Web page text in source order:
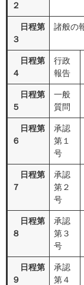
２
日程第
３
諸般の
日程第
４
行政
報告
日程第
５
一般
質問
日程第
６
承認
第１
号
日程第
７
承認
第２
号
日程第
８
承認
第３
号
日程第
９
承認
第４